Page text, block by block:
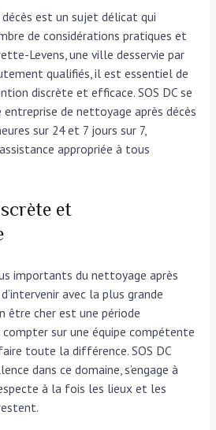
est un sujet délicat qui
de considérations pratiques et
Levens, une ville desservie par
qualifiés, il est essentiel de
discrète et efficace. SOS DC se
de nettoyage après décès
sur 24 et 7 jours sur 7,
appropriée à tous
et
importants du nettoyage après
avec la plus grande
être cher est une période
sur une équipe compétente
toute la différence. SOS DC
dans ce domaine, s’engage à
à la fois les lieux et les